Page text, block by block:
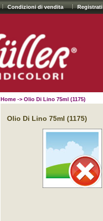
Condizioni di vendita Registrati
Home -> Olio Di Lino 75ml (1175)
Olio Di Lino 75ml (1175)